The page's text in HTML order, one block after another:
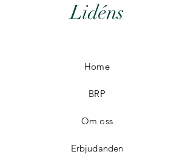
Lidéns
Home
BRP
Om oss
Erbjudanden